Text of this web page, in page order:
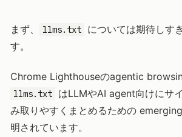
まず、 llms.txt
については期待しす
す。
Chrome Lighthouseのagentic
llms.txt
はLLMやAI agent向けにサ
み取りやすくまとめるための
明されています。